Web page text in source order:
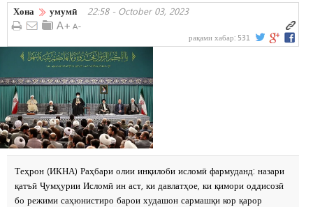
Хона умумӣ 22:58 - October 03, 2023
рақами хабар: 531
Теҳрон (ИКНА) Раҳбари олии инқилоби исломӣ фармуданд: назари
қатъӣ Ҷумҳурии Исломӣ ин аст, ки давлатҳое, ки қимори оддисозӣ
бо режими саҳюнистиро барои худашон сармашқи кор қарор